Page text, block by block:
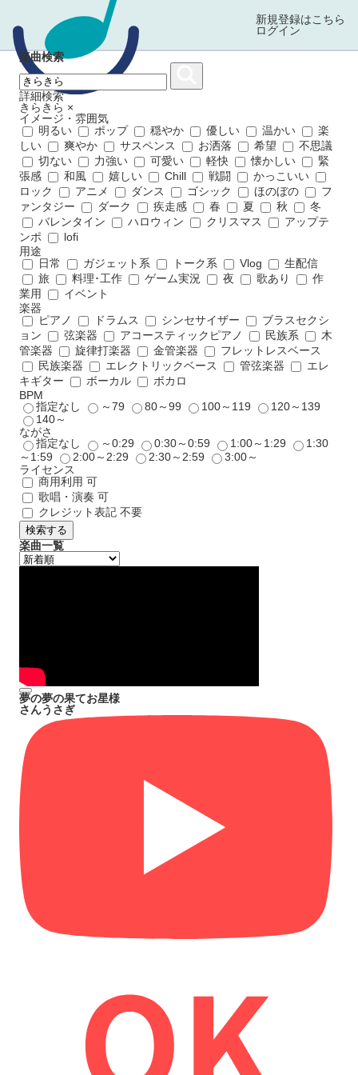
新規登録はこちら
ログイン
楽曲検索
詳細検索
きらきら ×
イメージ・雰囲気
明るい
ポップ 穏やか 優しい 温かい
楽
しい
爽やか サスペンス お洒落 希望
不思議
切ない
力強い 可愛い 軽快 懐かしい
緊
張感
和風 嬉しい Chill 戦闘
かっこいい
ロック
アニメ ダンス ゴシック ほのぼの
フ
ァンタジー
ダーク 疾走感 春 夏 秋
冬
バレンタイン
ハロウィン クリスマス
アップテ
ンポ
lofi
用途
日常
ガジェット系 トーク系 Vlog
生配信
旅
料理･工作 ゲーム実況 夜 歌あり
作
業用
イベント
楽器
ピアノ
ドラムス シンセサイザー
ブラスセクシ
ョン
弦楽器 アコースティックピアノ 民族系
木
管楽器
旋律打楽器 金管楽器
フレットレスベース
民族楽器
エレクトリックベース 管弦楽器
エレ
キギター
ボーカル
ボカロ
BPM
指定なし
～79 80～99 100～119
120～139
140～
ながさ
指定なし
～0:29 0:30～0:59 1:00～1:29
1:30
～1:59
2:00～2:29 2:30～2:59
3:00～
ライセンス
商用利用 可
歌唱・演奏 可
クレジット表記 不要
検索する
楽曲一覧
夢の夢の果てお星様
さんうさぎ